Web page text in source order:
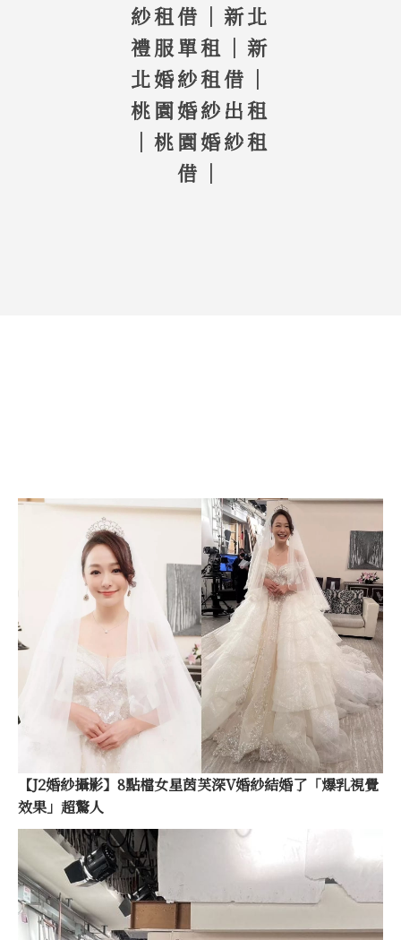
紗租借｜新北
禮服單租｜新
北婚紗租借｜
桃園婚紗出租
｜桃園婚紗租
借｜
【J2婚紗攝影】8點檔女星茵芙深V婚紗結婚了「爆乳視覺
效果」超驚人